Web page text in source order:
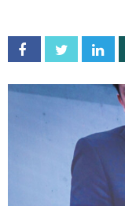
Facebook Twitter